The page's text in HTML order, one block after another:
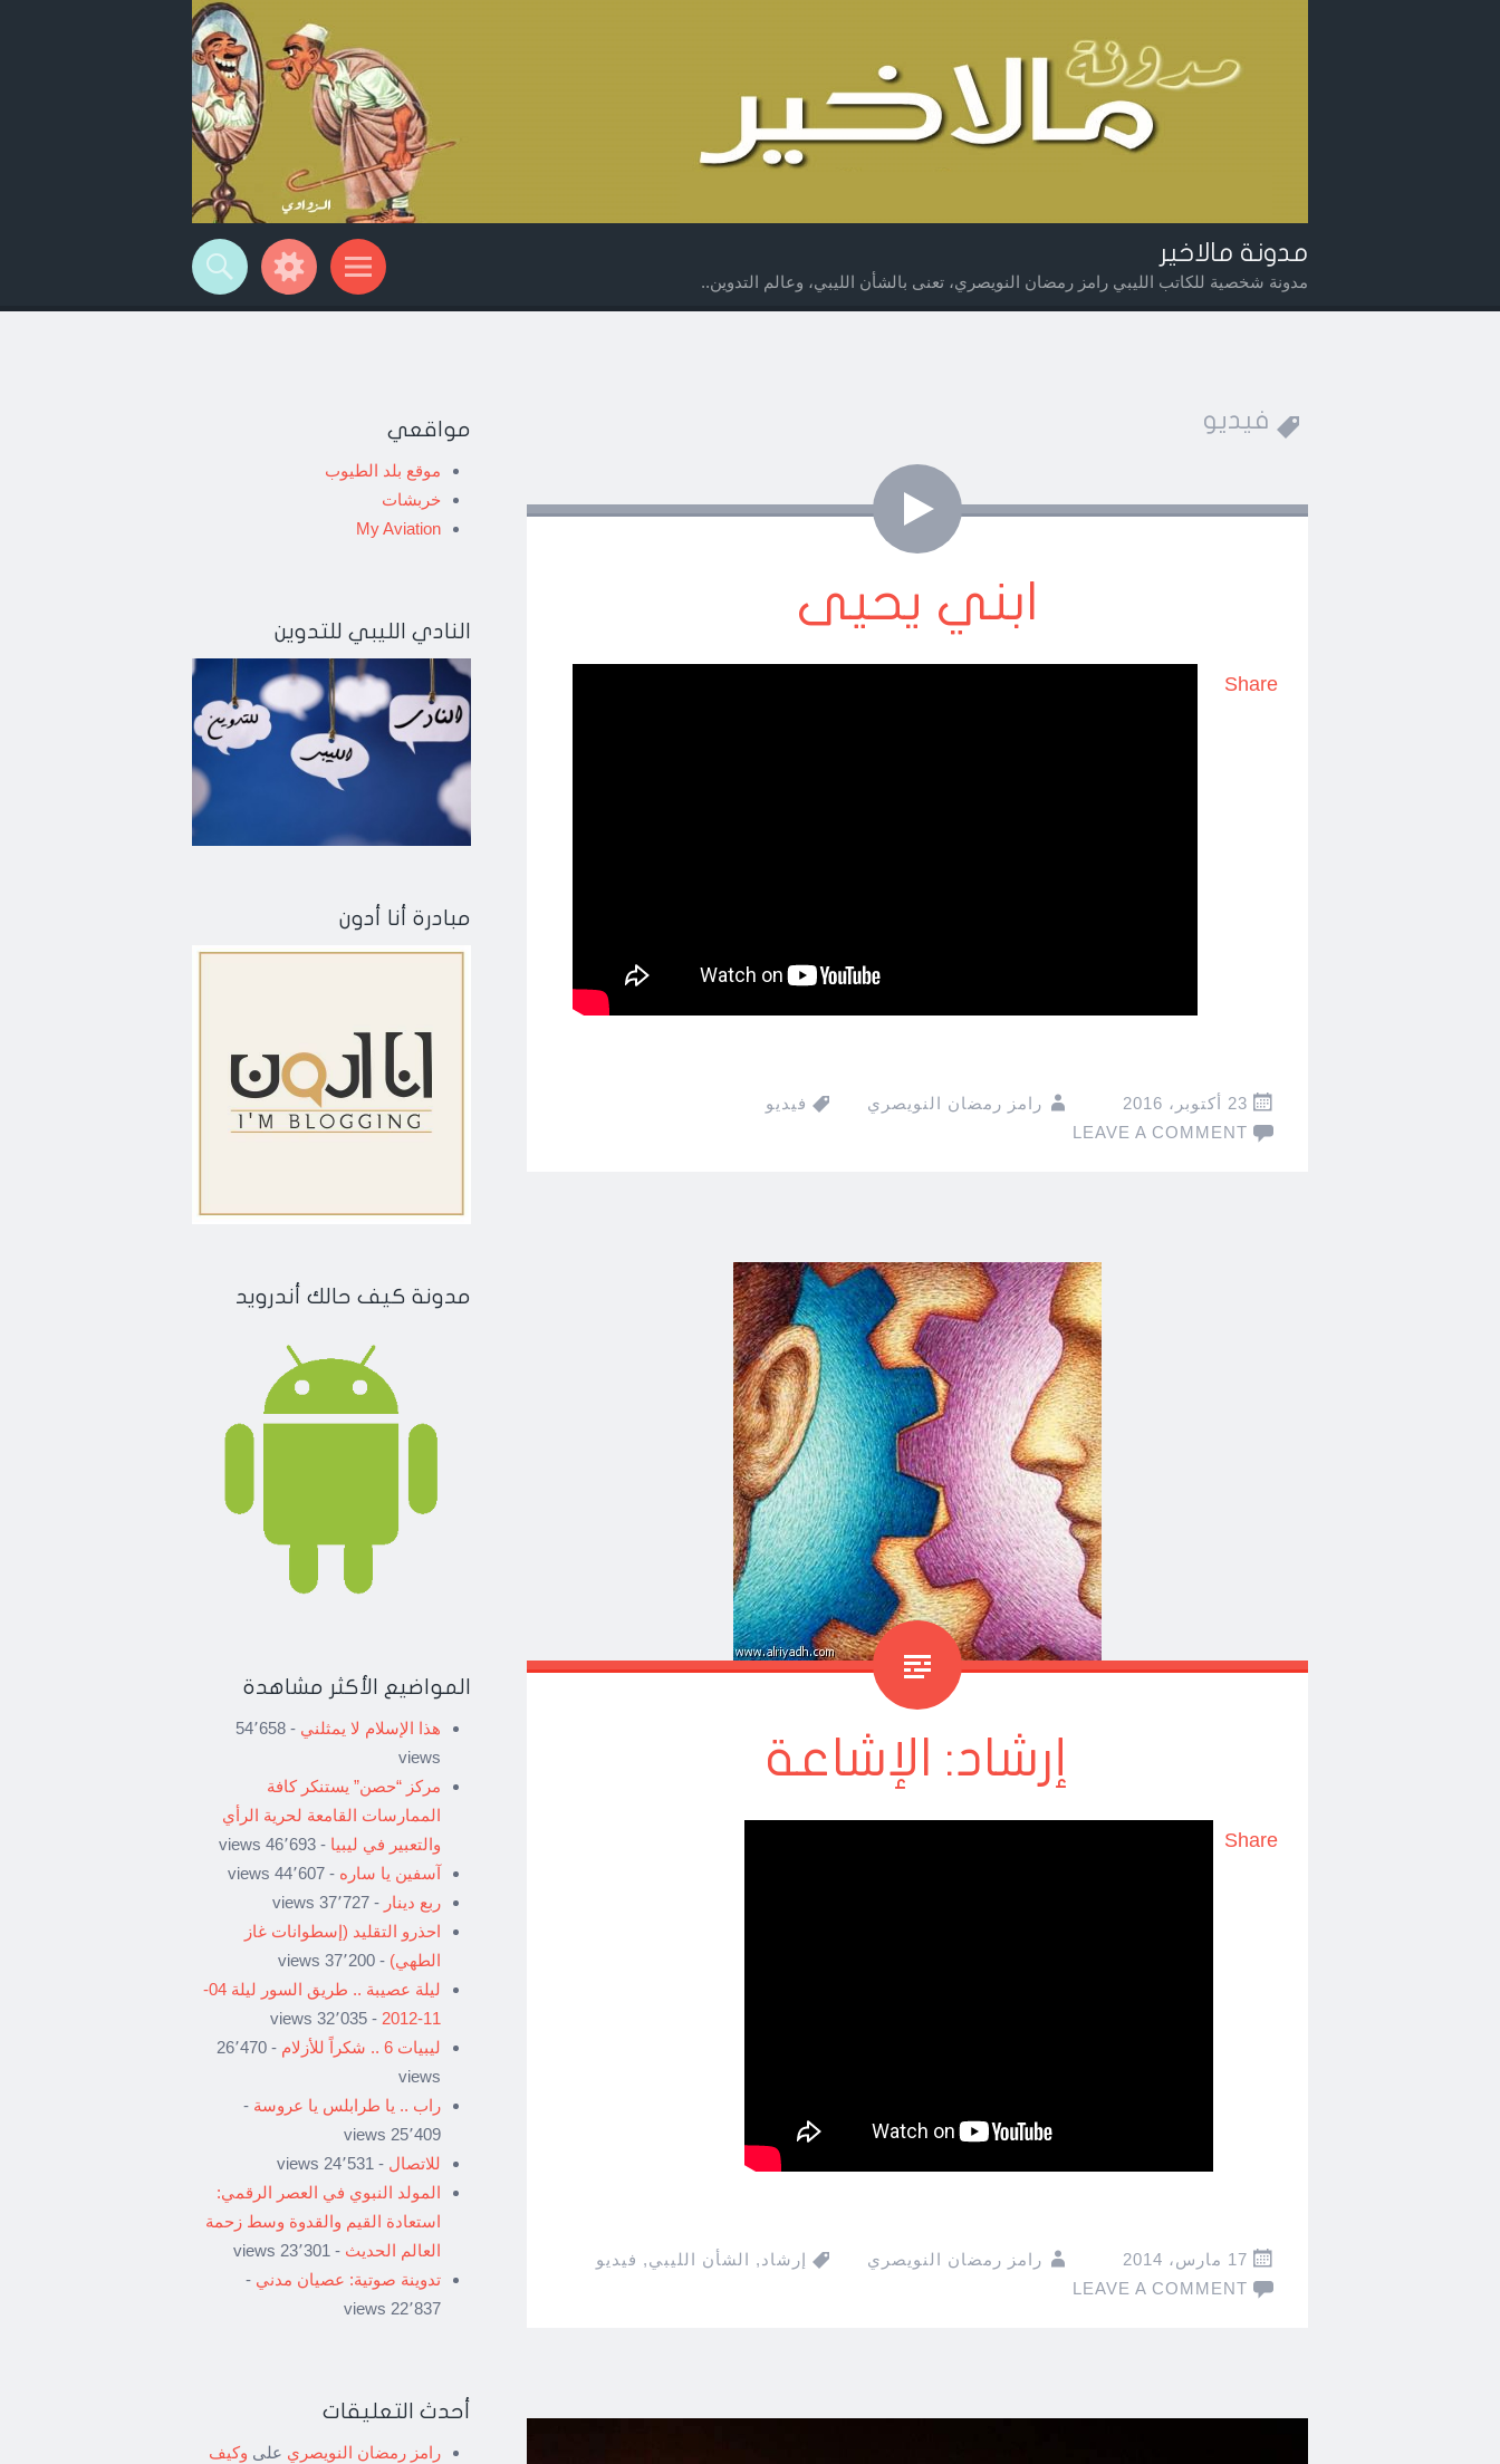
مدونة مالاخير
مدونة شخصية للكاتب الليبي رامز رمضان النويصري، تعنى بالشأن الليبي، وعالم التدوين..
Menu
Widgets
Search
فيديو
فيديو
ابني يحيى
Share
23 أكتوبر، 2016 رامز رمضان النويصري
فيديو
LEAVE A COMMENT
إرشاد: الإشاعة
Share
17 مارس، 2014 رامز رمضان النويصري إرشاد , الشأن الليبي, فيديو
LEAVE A COMMENT
مواقعي
موقع بلد الطيوب
خربشات
My Aviation
النادي الليبي للتدوين
مبادرة أنا أدون
مدونة كيف حالك أندرويد
المواضيع الأكثر مشاهدة
هذا الإسلام لا يمثلني
- 54٬658
views
مركز “حصن” يستنكر كافة
الممارسات القامعة لحرية الرأي
والتعبير في ليبيا - 46٬693 views
آسفين يا ساره - 44٬607 views
ربع دينار - 37٬727 views
احذرو التقليد (إسطوانات غاز
الطهي) - 37٬200 views
ليلة عصيبة .. طريق السور ليلة 04-
11-2012
- 32٬035 views
ليبيات 6 .. شكراً للأزلام
- 26٬470
views
راب .. يا طرابلس يا عروسة -
25٬409 views
للاتصال - 24٬531 views
المولد النبوي في العصر الرقمي:
استعادة القيم والقدوة وسط زحمة
العالم الحديث - 23٬301 views
تدوينة صوتية: عصيان مدني -
22٬837 views
أحدث التعليقات
رامز رمضان النويصري على وكيف